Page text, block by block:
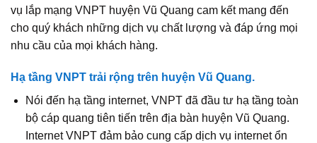
vụ lắp mạng VNPT huyện Vũ Quang cam kết mang đến
cho quý khách những dịch vụ chất lượng và đáp ứng mọi
nhu cầu của mọi khách hàng.
Hạ tầng VNPT trải rộng trên huyện Vũ Quang.
Nói đến hạ tầng internet, VNPT đã đầu tư hạ tầng toàn
bộ cáp quang tiên tiến trên địa bàn huyện Vũ Quang.
Internet VNPT đảm bảo cung cấp dịch vụ internet ổn